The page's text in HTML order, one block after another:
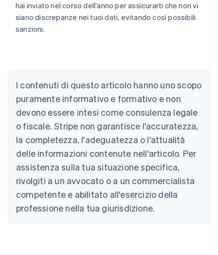
hai inviato nel corso dell'anno per assicurarti che non vi
siano discrepanze nei tuoi dati, evitando così possibili
sanzioni.
I contenuti di questo articolo hanno uno scopo
puramente informativo e formativo e non
devono essere intesi come consulenza legale
o fiscale. Stripe non garantisce l'accuratezza,
la completezza, l'adeguatezza o l'attualità
delle informazioni contenute nell'articolo. Per
assistenza sulla tua situazione specifica,
rivolgiti a un avvocato o a un commercialista
competente e abilitato all'esercizio della
professione nella tua giurisdizione.
English
DeutschEnglish
Belgio
Nederlands Français English
Brasile
PortuguêsEnglish
Bulgaria
Canada
EnglishFrançais
Cina continentale
简体中文English
Cipro